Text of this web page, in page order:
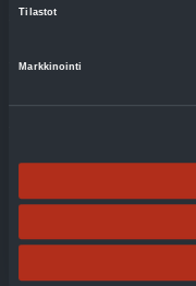
Tilastot
Markkinointi
säästöjä
Jäspi FIL SG:
Maalämmöllä
laskuihin
Toimiva
tarpeesta